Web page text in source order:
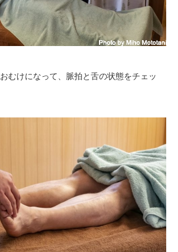
むけになって、脈拍と舌の状態をチェッ